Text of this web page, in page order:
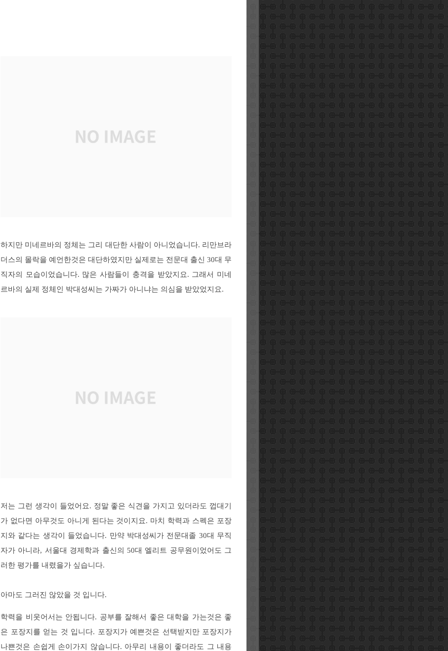
하지만 미네르바의 정체는 그리 대단한 사람이 아니었습니다. 리만브라
더스의 몰락을 예언한것은 대단하였지만 실제로는 전문대 출신 30대 무
직자의 모습이었습니다. 많은 사람들이 충격을 받았지요. 그래서 미네
르바의 실제 정체인 박대성씨는 가짜가 아니냐는 의심을 받았었지요.
저는 그런 생각이 들었어요. 정말 좋은 식견을 가지고 있더라도 껍대기
가 없다면 아무것도 아니게 된다는 것이지요. 마치 학력과 스펙은 포장
지와 같다는 생각이 들었습니다. 만약 박대성씨가 전문대졸 30대 무직
자가 아니라, 서울대 경제학과 출신의 50대 엘리트 공무원이었어도 그
러한 평가를 내렸을가 싶습니다.
아마도 그러진 않았을 것 입니다.
학력을 비웃어서는 안됩니다. 공부를 잘해서 좋은 대학을 가는것은 좋
은 포장지를 얻는 것 입니다. 포장지가 예쁜것은 선택받지만 포장지가
나쁜것은 손쉽게 손이가지 않습니다. 아무리 내용이 좋더라도 그 내용